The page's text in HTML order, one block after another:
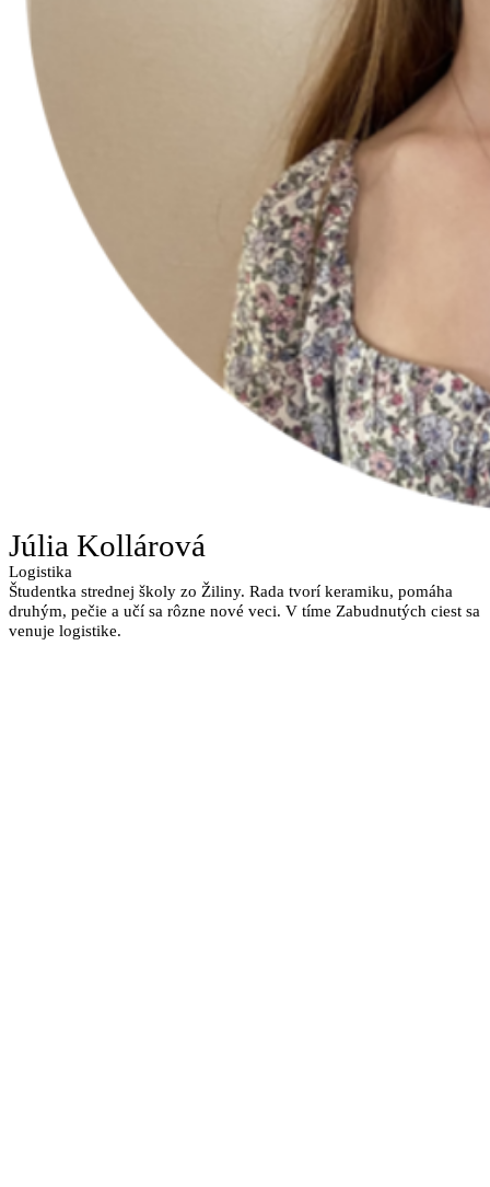
Júlia Kollárová
Logistika
Študentka strednej školy zo Žiliny. Rada tvorí keramiku, pomáha
druhým, pečie a učí sa rôzne nové veci. V tíme Zabudnutých ciest sa
venuje logistike.